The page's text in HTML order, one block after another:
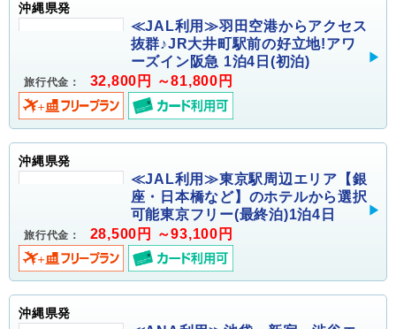
沖縄県発
≪JAL利用≫羽田空港からアクセス
抜群♪JR大井町駅前の好立地!アワ
ーズイン阪急 1泊4日(初泊)
旅行代金： 32,800円 ～81,800円
沖縄県発
≪JAL利用≫東京駅周辺エリア【銀
座・日本橋など】のホテルから選択
可能東京フリー(最終泊)1泊4日
旅行代金： 28,500円 ～93,100円
沖縄県発